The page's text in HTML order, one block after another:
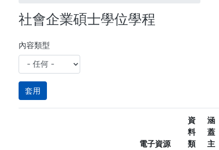
航
連
結
社會企業碩士學位學程
內容類型
電子資源
資
料
類
涵
蓋
主